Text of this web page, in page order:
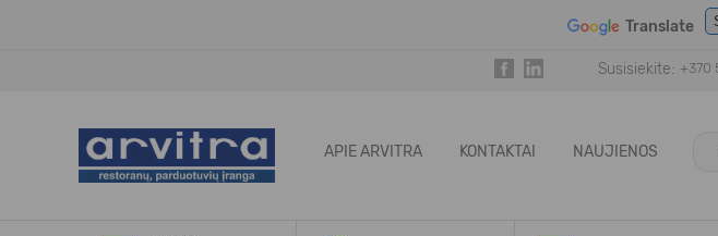
Translate
Susisiekite: +370
APIE ARVITRA KONTAKTAI NAUJIENOS